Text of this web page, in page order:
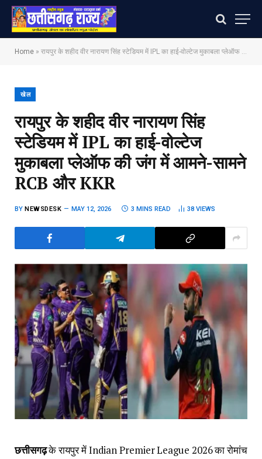
Home » रायपुर के शहीद वीर नारायण सिंह स्टेडियम में IPL का हाई-वोल्टेज मुकाबला प्लेऑफ की जंग में आमने-सामने RCB और KKR
खेल
रायपुर के शहीद वीर नारायण सिंह
स्टेडियम में IPL का हाई-वोल्टेज
मुकाबला प्लेऑफ की जंग में आमने-सामने
RCB और KKR
BY NEWSDESK MAY 12, 2026 3 MINS READ 38VIEWS
छत्तीसगढ़के रायपुर में Indian Premier League 2026 का रोमांच